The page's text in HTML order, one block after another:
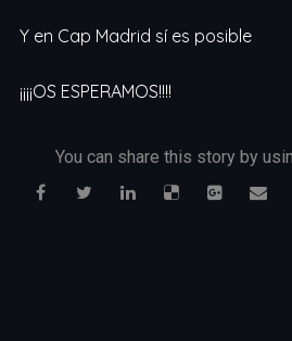
Y en Cap Madrid sí es posible
¡¡¡¡OS ESPERAMOS!!!!
You can share this story by